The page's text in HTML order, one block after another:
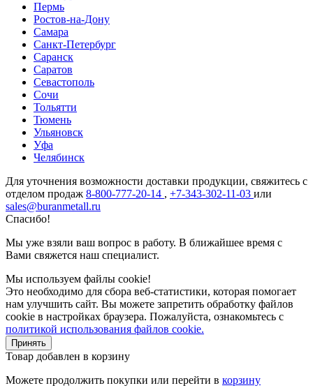
Пермь
Ростов-на-Дону
Самара
Санкт-Петербург
Саранск
Саратов
Севастополь
Сочи
Тольятти
Тюмень
Ульяновск
Уфа
Челябинск
Для уточнения возможности доставки продукции, свяжитесь с
отделом продаж 8-800-777-20-14 , +7-343-302-11-03 или
sales@buranmetall.ru
Спасибо!
Мы уже взяли ваш вопрос в работу. В ближайшее время с
Вами свяжется наш специалист.
Мы используем файлы cookie!
Это необходимо для сбора веб-статистики, которая помогает
нам улучшить сайт. Вы можете запретить обработку файлов
cookie в настройках браузера. Пожалуйста, ознакомьтесь с
политикой использования файлов cookie.
Принять
Товар добавлен в корзину
Можете продолжить покупки или перейти в корзину